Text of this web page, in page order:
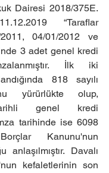
Dairesi 2018/375E.
“Taraflar
2011, 04/01/2012 ve
3 adet genel kredi
İlk iki
818 sayılı
yürürlükte olup,
genel kredi
tarihinde ise 6098
Kanunu'nun
anlaşılmıştır. Davalı
kefaletlerinin son